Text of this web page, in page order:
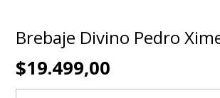
Brebaje Divino Pedro
$19.499,00